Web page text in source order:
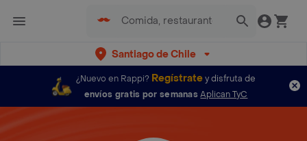
Santiago de Chile
¿Nuevo en Rappi? Regístratey disfruta de
envíos gratis por semanas Aplican TyC